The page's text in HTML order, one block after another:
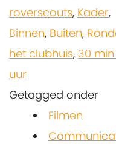
roverscouts, Kader,
Binnen, Buiten,
het clubhuis, 30 min
uur
Getagged onder
Filmen